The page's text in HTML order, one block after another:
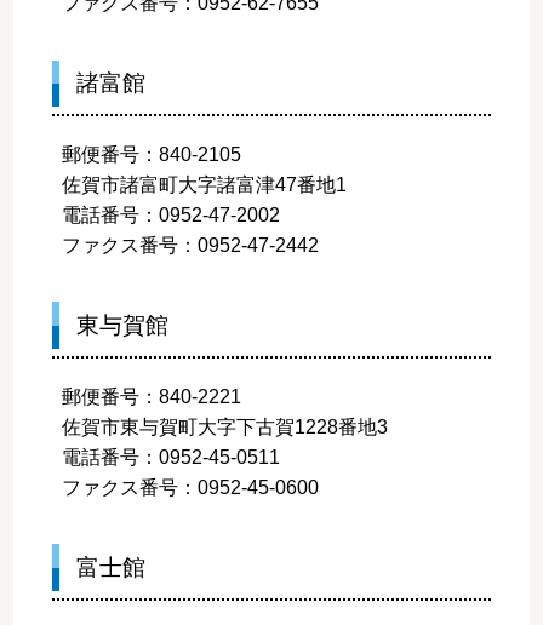
諸富館
郵便番号：840-2105
佐賀市諸富町大字諸富津47番地1
電話番号：0952-47-2002
ファクス番号：0952-47-2442
東与賀館
郵便番号：840-2221
佐賀市東与賀町大字下古賀1228番地3
電話番号：0952-45-0511
ファクス番号：0952-45-0600
富士館